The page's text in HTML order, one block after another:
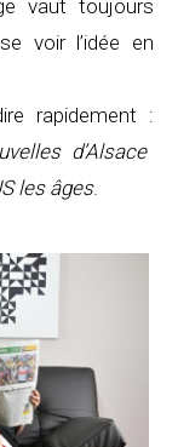
vaut toujours
voir l’idée en
rapidement :
d’Alsace
les âges.